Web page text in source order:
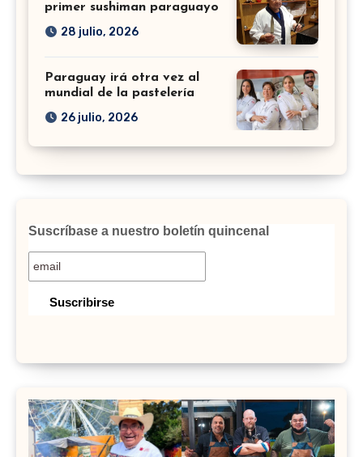
primer sushiman paraguayo
28 julio, 2026
Paraguay irá otra vez al
mundial de la pastelería
26 julio, 2026
Suscríbase a nuestro boletín quincenal